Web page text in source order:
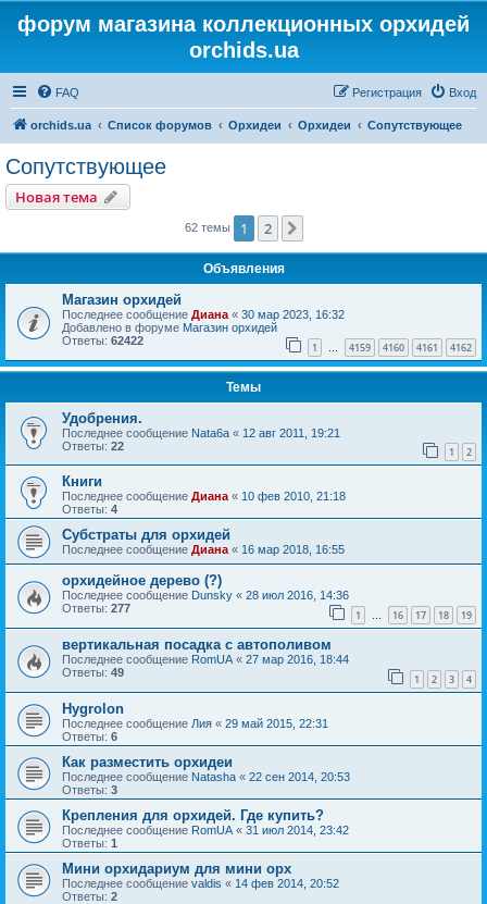
форум магазина коллекционных орхидей
orchids.ua
FAQ Вход
Регистрация
orchids.ua Список форумов Орхидеи Орхидеи Сопутствующее
Сопутствующее
Новая тема
62 темы 1 2
Объявления
Магазин орхидей
Последнее сообщение Диана « 30 мар 2023, 16:32
Добавлено в форуме Магазин орхидей
Ответы: 62422 1 … 4159 4160 4161 4162
Темы
Удобрения.
Последнее сообщение Nata6a « 12 авг 2011, 19:21
Ответы: 22 1 2
Книги
Последнее сообщение Диана « 10 фев 2010, 21:18
Ответы: 4
Субстраты для орхидей
Последнее сообщение Диана « 16 мар 2018, 16:55
орхидейное дерево (?)
Последнее сообщение Dunsky « 28 июл 2016, 14:36
Ответы: 277 1 … 16 17 18 19
вертикальная посадка с автополивом
Последнее сообщение RomUA « 27 мар 2016, 18:44
Ответы: 49 1 2 3 4
Hygrolon
Последнее сообщение Лия « 29 май 2015, 22:31
Ответы: 6
Как разместить орхидеи
Последнее сообщение Natasha « 22 сен 2014, 20:53
Ответы: 3
Крепления для орхидей. Где купить?
Последнее сообщение RomUA « 31 июл 2014, 23:42
Ответы: 1
Мини орхидариум для мини орх
Последнее сообщение valdis « 14 фев 2014, 20:52
Ответы: 2